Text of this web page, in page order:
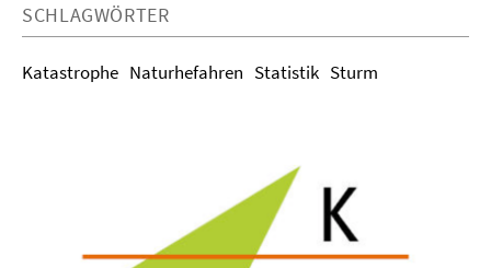
SCHLAGWÖRTER
Katastrophe Naturhefahren Statistik Sturm